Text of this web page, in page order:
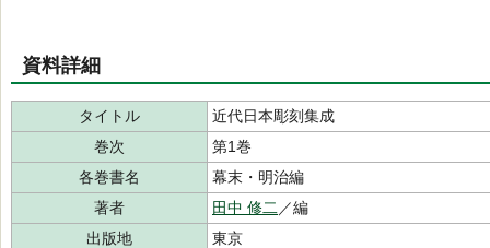
資料詳細
タイトル
近代日本彫刻集成
巻次
第1巻
各巻書名
幕末・明治編
著者
田中 修二 ／編
出版地
東京